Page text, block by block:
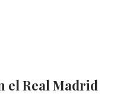
el Real Madrid